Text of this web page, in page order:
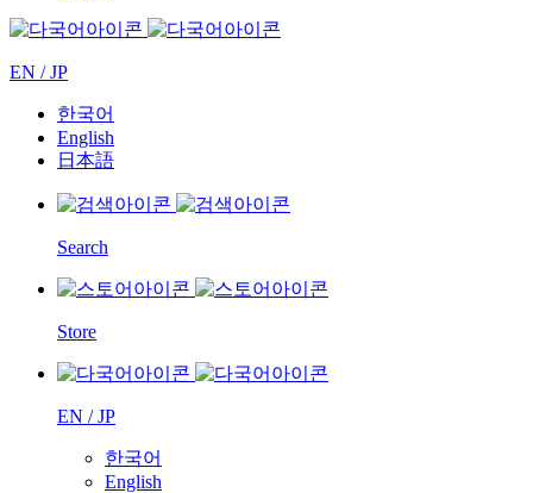
EN / JP
한국어
English
日本語
Search
Store
EN / JP
한국어
English